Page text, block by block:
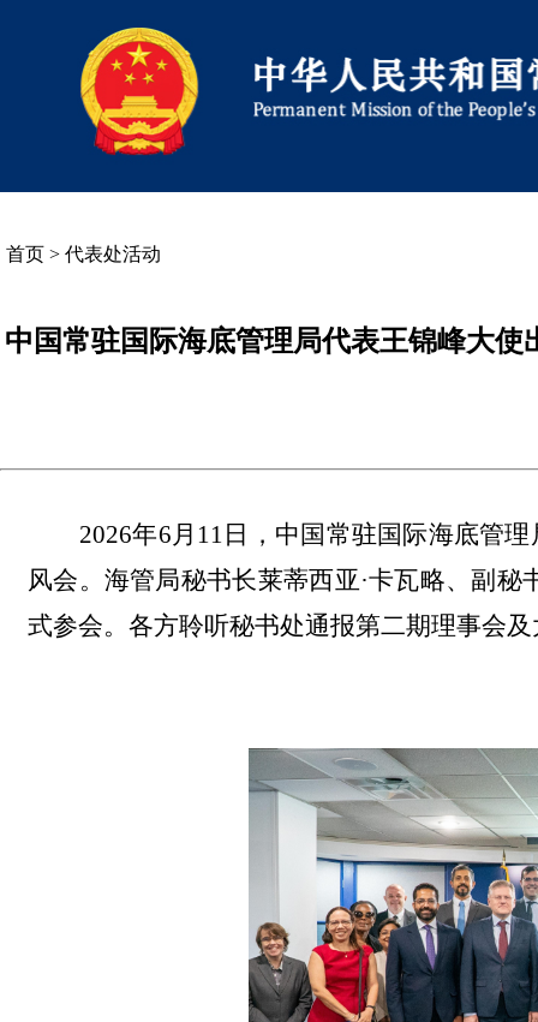
首页 > 代表处活动
中国常驻国际海底管理局代表王锦峰大
2026年6月11日，中国常驻国际海底管
风会。海管局秘书长莱蒂西亚·卡瓦略、副
式参会。各方聆听秘书处通报第二期理事会